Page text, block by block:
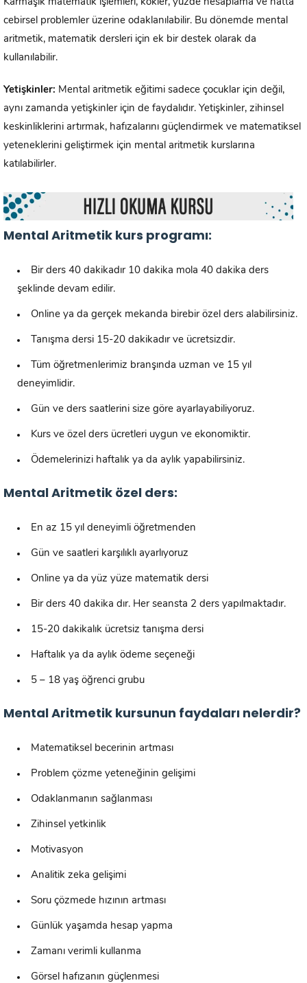
Karmaşık matematik işlemleri, kökler, yüzde hesaplama ve hatta
cebirsel problemler üzerine odaklanılabilir. Bu dönemde mental
aritmetik, matematik dersleri için ek bir destek olarak da
kullanılabilir.
Yetişkinler: Mental aritmetik eğitimi sadece çocuklar için değil,
aynı zamanda yetişkinler için de faydalıdır. Yetişkinler, zihinsel
keskinliklerini artırmak, hafızalarını güçlendirmek ve matematiksel
yeteneklerini geliştirmek için mental aritmetik kurslarına
katılabilirler.
Mental Aritmetik kurs programı:
Bir ders 40 dakikadır 10 dakika mola 40 dakika ders
şeklinde devam edilir.
Online ya da gerçek mekanda birebir özel ders alabilirsiniz.
Tanışma dersi 15-20 dakikadır ve ücretsizdir.
Tüm öğretmenlerimiz branşında uzman ve 15 yıl
deneyimlidir.
Gün ve ders saatlerini size göre ayarlayabiliyoruz.
Kurs ve özel ders ücretleri uygun ve ekonomiktir.
Ödemelerinizi haftalık ya da aylık yapabilirsiniz.
Mental Aritmetik özel ders:
En az 15 yıl deneyimli öğretmenden
Gün ve saatleri karşılıklı ayarlıyoruz
Online ya da yüz yüze matematik dersi
Bir ders 40 dakika dır. Her seansta 2 ders yapılmaktadır.
15-20 dakikalık ücretsiz tanışma dersi
Haftalık ya da aylık ödeme seçeneği
5 – 18 yaş öğrenci grubu
Mental Aritmetik kursunun faydaları nelerdir?
Matematiksel becerinin artması
Problem çözme yeteneğinin gelişimi
Odaklanmanın sağlanması
Zihinsel yetkinlik
Motivasyon
Analitik zeka gelişimi
Soru çözmede hızının artması
Günlük yaşamda hesap yapma
Zamanı verimli kullanma
Görsel hafızanın güçlenmesi